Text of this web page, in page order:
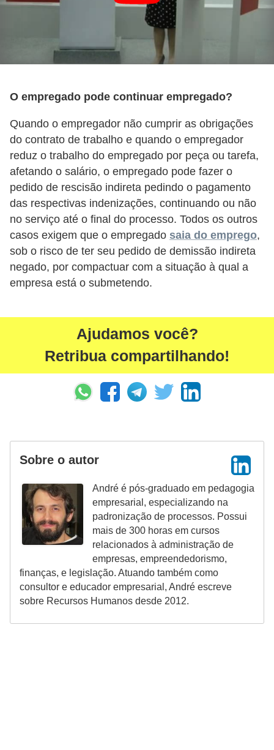
O empregado pode continuar empregado?
Quando o empregador não cumprir as obrigações
do contrato de trabalho e quando o empregador
reduz o trabalho do empregado por peça ou tarefa,
afetando o salário, o empregado pode fazer o
pedido de rescisão indireta pedindo o pagamento
das respectivas indenizações, continuando ou não
no serviço até o final do processo. Todos os outros
casos exigem que o empregado saia do emprego,
sob o risco de ter seu pedido de demissão indireta
negado, por compactuar com a situação à qual a
empresa está o submetendo.
Ajudamos você?
Retribua compartilhando!
Sobre o autor
André é pós-graduado em pedagogia
empresarial, especializando na
padronização de processos. Possui
mais de 300 horas em cursos
relacionados à administração de
empresas, empreendedorismo,
finanças, e legislação. Atuando também como
consultor e educador empresarial, André escreve
sobre Recursos Humanos desde 2012.
e
g
o
s
d
e
p
o
n
o
S
o
c
n
t
r
o
e
d
e